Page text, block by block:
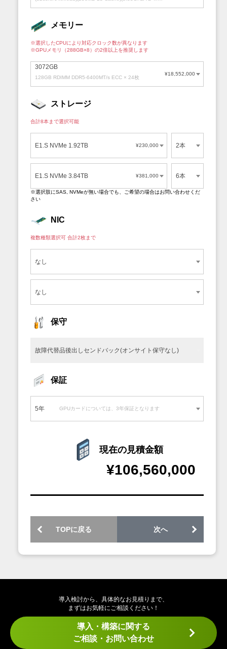
メモリー
※選択したCPUにより対応クロック数が異なります
※GPUメモリ
（288GB×8） の2倍以上を推奨します
3072GB
128GB RDIMM DDR5-6400MT/s ECC × 24枚
¥18,552,000
ストレージ
合計8本まで選択可能
E1.S NVMe 1.92TB ¥230,000 2本
E1.S NVMe 3.84TB ¥381,000 6本
※選択肢にSAS, NVMeが無い場合でも、ご希望の場合はお問い合わせくだ
さい
NIC
複数種類選択可 合計2枚まで
なし
なし
保守
故障代替品後出しセンドバック(オンサイト保守なし)
保証
5年 GPUカードについては、3年保証となります
現在の見積金額
¥106,560,000
TOPに戻る 次へ
導入検討から、具体的なお見積りまで、
まずはお気軽にご相談ください！
導入・構築に関する
ご相談・お問い合わせ